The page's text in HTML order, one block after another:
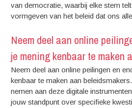
van democratie, waarbij elke stem
vormgeven van het beleid dat ons
Neem deel aan online
je mening kenbaar te maken
Neem deel aan online peilingen en
kenbaar te maken aan
nemen aan deze digitale
jouw standpunt over specifieke